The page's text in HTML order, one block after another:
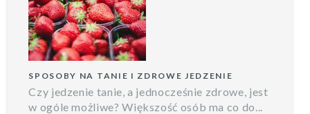
SPOSOBY NA TANIE I ZDROWE JEDZENIE
Czy jedzenie tanie, a jednocześnie zdrowe, jest
w ogóle możliwe? Większość osób ma co do...